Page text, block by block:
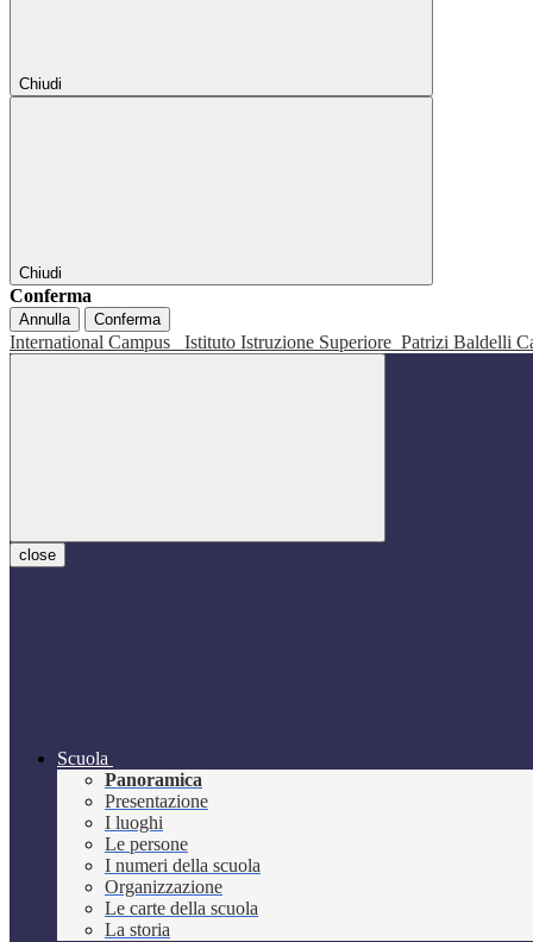
Chiudi
Chiudi
Conferma
Annulla Conferma
International Campus Istituto Istruzione Superiore Patrizi Baldelli
close
Scuola
Panoramica
Presentazione
I luoghi
Le persone
I numeri della scuola
Organizzazione
Le carte della scuola
La storia